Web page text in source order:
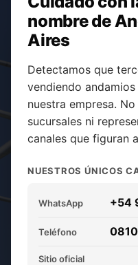
nombre de
Aires
Detectamos que
vendiendo
nuestra empresa.
sucursales ni
canales que figuran
NUESTROS ÚNICOS
WhatsApp +54
Teléfono
Sitio oficial
s y
rápidas